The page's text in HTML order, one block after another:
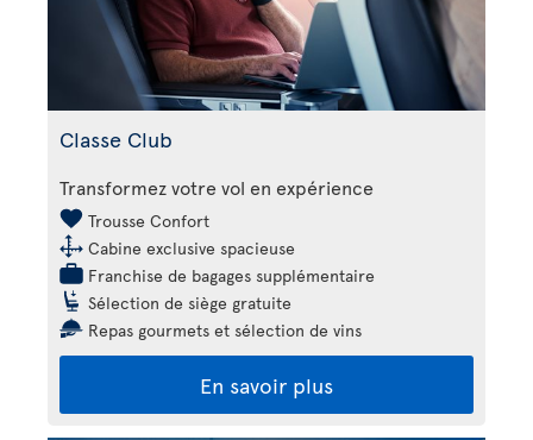
Classe Club
Transformez votre vol en expérience
Trousse Confort
Cabine exclusive spacieuse
Franchise de bagages supplémentaire
Sélection de siège gratuite
Repas gourmets et sélection de vins
En savoir plus